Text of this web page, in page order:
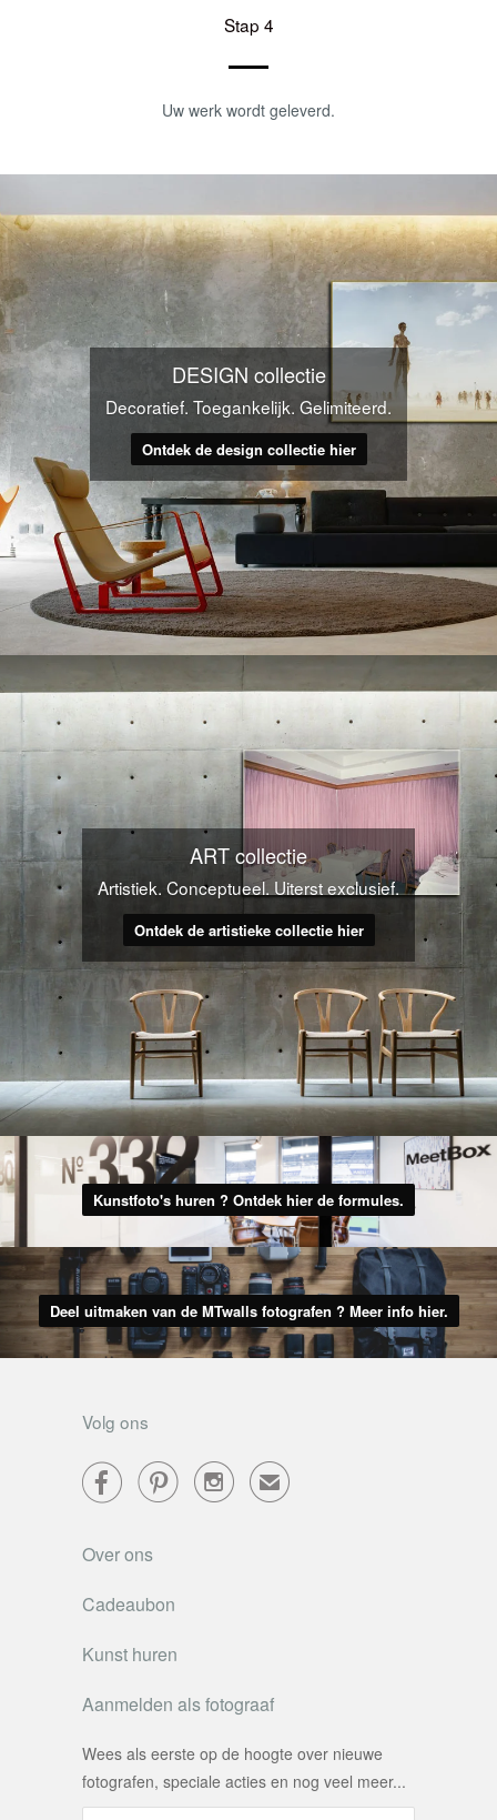
Stap 4
Uw werk wordt geleverd.
DESIGN collectie
Decoratief. Toegankelijk. Gelimiteerd.
Ontdek de design collectie hier
ART collectie
Artistiek. Conceptueel. Uiterst exclusief.
Ontdek de artistieke collectie hier
Kunstfoto's huren ? Ontdek hier de formules.
Deel uitmaken van de MTwalls fotografen ? Meer info hier.
Volg ons
   ✉
Over ons
Cadeaubon
Kunst huren
Aanmelden als fotograaf
Wees als eerste op de hoogte over nieuwe
fotografen, speciale acties en nog veel meer...